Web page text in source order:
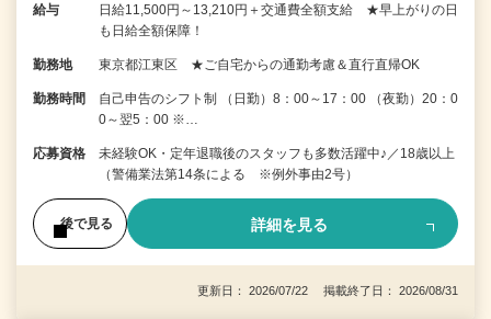
給与
日給11,500円～13,210円＋交通費全額支給 ★早上がりの日
も日給全額保障！
勤務地 東京都江東区 ★ご自宅からの通勤考慮＆直行直帰OK
勤務時間
自己申告のシフト制 （日勤）8：00～17：00 （夜勤）20：0
0～翌5：00 ※…
応募資格
未経験OK・定年退職後のスタッフも多数活躍中♪／18歳以上
（警備業法第14条による ※例外事由2号）
後で見る 詳細を見る
更新日： 2026/07/22 掲載終了日： 2026/08/31